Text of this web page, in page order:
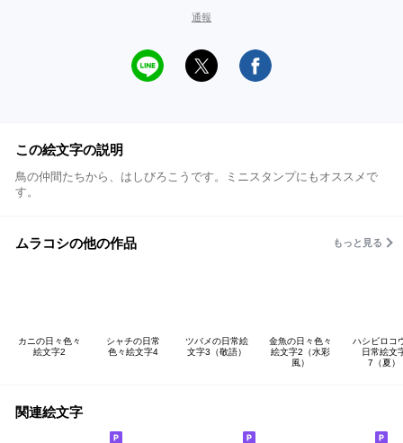
通報
この絵文字の説明
鳥の仲間たちから、はしびろこうです。ミニスタンプにもオススメで
す。
ムラコシの他の作品 もっと見る
カニの日々色々
絵文字2
シャチの日常
色々絵文字4
ツバメの日常絵
文字3（敬語）
金魚の日々色々
絵文字2（水彩
風）
ハシビロコ
日常絵文
7（夏）
関連絵文字